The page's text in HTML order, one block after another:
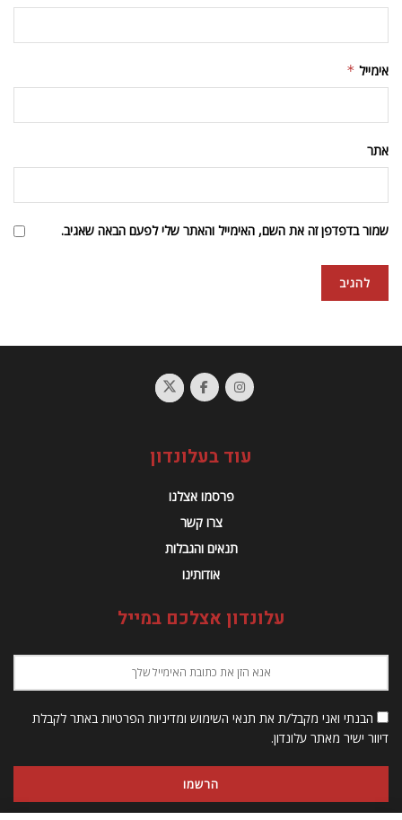
אימייל *
אתר
שמור בדפדפן זה את השם, האימייל והאתר שלי לפעם הבאה שאגיב.
עוד בעלונדון
פרסמו אצלנו
צרו קשר
תנאים והגבלות
אודותינו
עלונדון אצלכם במייל
הבנתי ואני מקבל/ת את תנאי השימוש ומדיניות הפרטיות באתר לקבלת
דיוור ישיר מאתר עלונדון.